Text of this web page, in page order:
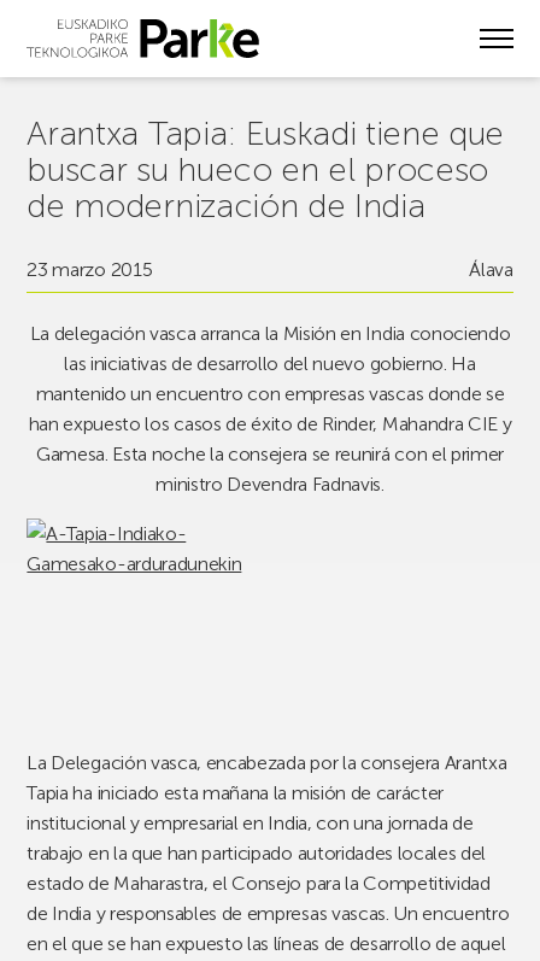
Arantxa Tapia: Euskadi tiene que
buscar su hueco en el proceso
de modernización de India
23 marzo 2015 Álava
La delegación vasca arranca la Misión en India conociendo
las iniciativas de desarrollo del nuevo gobierno. Ha
mantenido un encuentro con empresas vascas donde se
han expuesto los casos de éxito de Rinder, Mahandra CIE y
Gamesa. Esta noche la consejera se reunirá con el primer
ministro Devendra Fadnavis.
La Delegación vasca, encabezada por la consejera Arantxa
Tapia ha iniciado esta mañana la misión de carácter
institucional y empresarial en India, con una jornada de
trabajo en la que han participado autoridades locales del
estado de Maharastra, el Consejo para la Competitividad
de India y responsables de empresas vascas. Un encuentro
en el que se han expuesto las líneas de desarrollo de aquel